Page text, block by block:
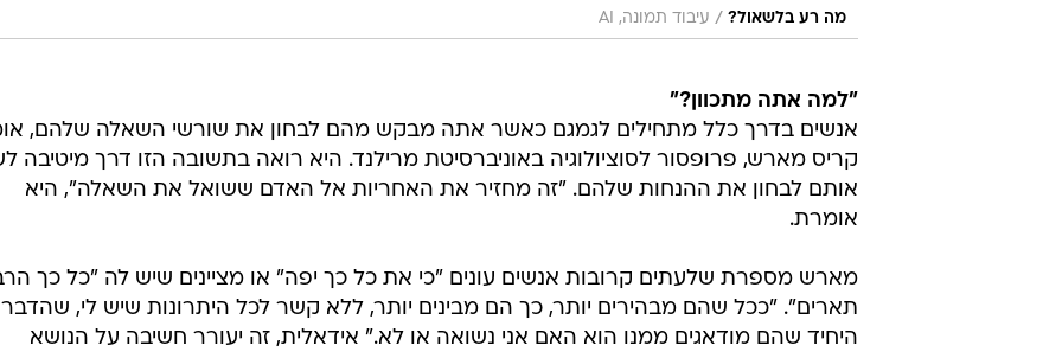
מה רע בלשאול? / עיבוד תמונה, AI
"למה אתה מתכוון?"
אנשים בדרך כלל מתחילים לגמגם כאשר אתה מבקש מהם לבחון את שורשי השאלה שלהם,
קריס מארש, פרופסור לסוציולוגיה באוניברסיטת מרילנד. היא רואה בתשובה הזו דרך מיטיבה
אותם לבחון את ההנחות שלהם. "זה מחזיר את האחריות אל האדם ששואל את השאלה", היא
אומרת.
מארש מספרת שלעתים קרובות אנשים עונים "כי את כל כך יפה" או מציינים שיש לה "כל כך
תארים". "ככל שהם מבהירים יותר, כך הם מבינים יותר, ללא קשר לכל היתרונות שיש לי, שהדבר
היחיד שהם מודאגים ממנו הוא האם אני נשואה או לא." אידאלית, זה יעורר חשיבה על הנושא